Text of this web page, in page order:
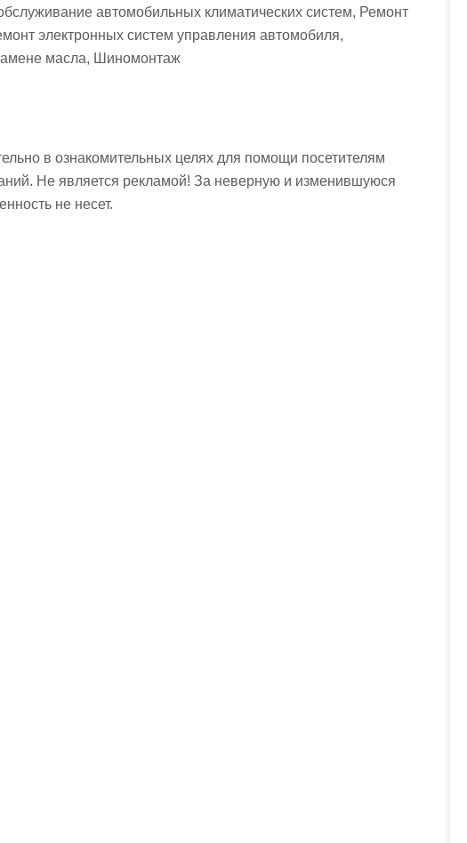
автомобильных климатических систем, Ремонт
электронных систем управления автомобиля,
масла, Шиномонтаж
в ознакомительных целях для помощи посетителям
Не является рекламой! За неверную и изменившуюся
не несет.